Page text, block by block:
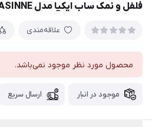
فلفل و نمک ساب ایکیا مدل BARNASINNE
علاقه‌مندی
محصول مورد نظر موجود نمی‌باشد.
موجود در انبار ارسال سریع